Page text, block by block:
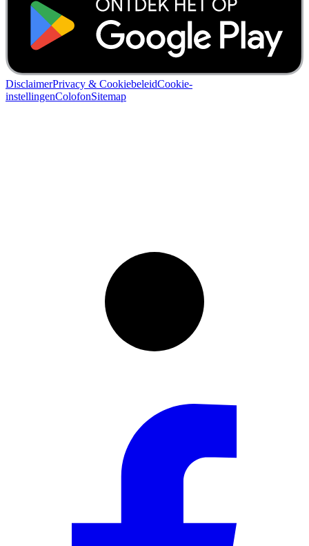
DisclaimerPrivacy & CookiebeleidCookie-
instellingenColofonSitemap